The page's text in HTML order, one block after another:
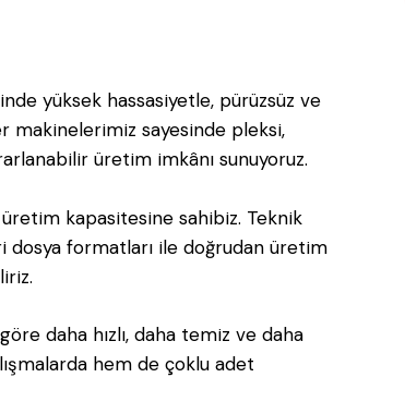
yüksek hassasiyetle, pürüzsüz ve
makinelerimiz sayesinde pleksi,
üretim imkânı sunuyoruz.
kapasitesine sahibiz. Teknik
dosya formatları ile doğrudan üretim
daha hızlı, daha temiz ve daha
hem de çoklu adet